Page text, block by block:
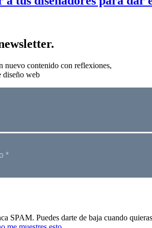
nuevo contenido con reflexiones,
diseño web
SPAM. Puedes darte de baja cuando